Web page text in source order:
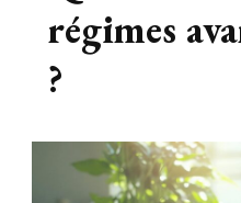
régimes
?